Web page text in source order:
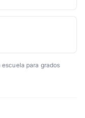
para grados